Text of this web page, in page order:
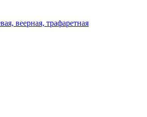
веерная, трафаретная